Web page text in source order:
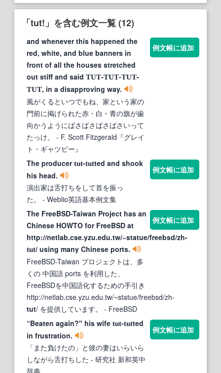
「tut!」を含む例文一覧 (12)
and whenever this happened the
red, white, and blue banners in
front of all the houses stretched
out stiff and said TUT-TUT-TUT-
TUT, in a disapproving way.
風がくるといつでもね、家という家の
門前に掲げられた赤・白・青の旗が歯
向かうようにばさばさばさばさいって
たっけ。
- F. Scott Fitzgerald『グレイ
ト・ギャツビー』
例文帳に追加
The producertut-tutted and shook
his head.
演出家は舌打ちをして首を振っ
た。
- Weblio英語基本例文集
例文帳に追加
The FreeBSD-Taiwan Project has an
Chinese HOWTO for FreeBSD at
http://netlab.cse.yzu.edu.tw/~statue/freebsd/zh-
tut/ using many Chinese ports.
FreeBSD-Taiwan プロジェクトは、多
くの 中国語 ports を利用した、
FreeBSDを中国語化するための手引き
http://netlab.cse.yzu.edu.tw/~statue/freebsd/zh-
tut/ を提供しています。 - FreeBSD
例文帳に追加
“Beaten again?" his wife tut‐tutted
in frustration.
「また負けたの」と彼の妻はいらいら
しながら舌打ちした - 研究社 新和英中
例文帳に追加